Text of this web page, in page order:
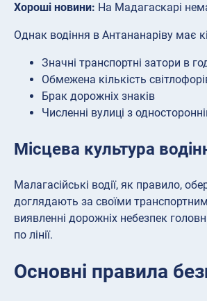
Хороші новини: На Мадагаскарі
Однак водіння в Антананаріву має
Значні транспортні затори в
Обмежена кількість
Брак дорожніх знаків
Численні вулиці з
Місцева культура
Малагасійські водії, як правило,
доглядають за своїми
виявленні дорожніх небезпек
по лінії.
Основні правила